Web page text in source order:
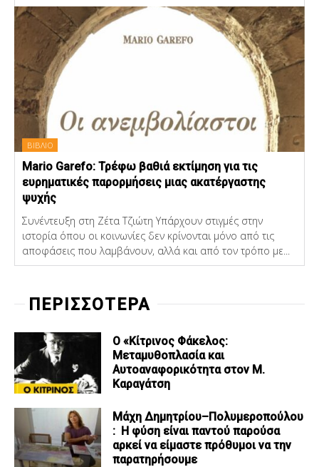
ΒΙΒΛΙΟ
Mario Garefo: Τρέφω βαθιά εκτίμηση για τις
ευρηματικές παρορμήσεις μιας ακατέργαστης
ψυχής
Συνέντευξη στη Ζέτα Τζιώτη Υπάρχουν στιγμές στην
ιστορία όπου οι κοινωνίες δεν κρίνονται μόνο από τις
αποφάσεις που λαμβάνουν, αλλά και από τον τρόπο με...
ΠΕΡΙΣΣΟΤΕΡΑ
Ο «Κίτρινος Φάκελος:
Μεταμυθοπλασία και
Αυτοαναφορικότητα στον Μ.
Καραγάτση
Μάχη Δημητρίου–Πολυμεροπούλου
: Η φύση είναι παντού παρούσα
αρκεί να είμαστε πρόθυμοι να την
παρατηρήσουμε